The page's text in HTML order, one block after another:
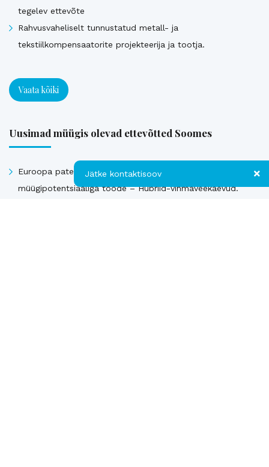
tegelev ettevõte
Rahvusvaheliselt tunnustatud metall- ja
tekstiilkompensaatorite projekteerija ja tootja.
Vaata kõiki
Uusimad müügis olevad ettevõtted Soomes
Euroopa patendiga kaitstud uuenduslik ja suure
müügipotentsiaaliga toode – Hübriid-vihmaveekaevud.
Jätke kontaktisoov